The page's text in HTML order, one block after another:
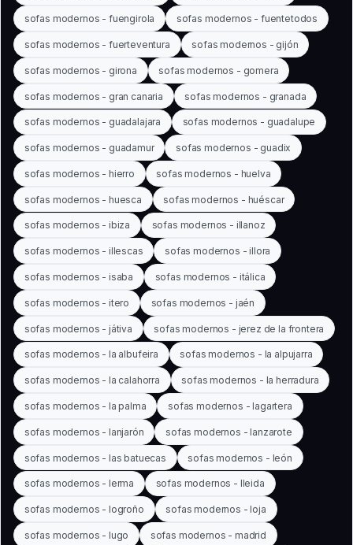
sofas modernos - fuengirola sofas modernos - fuentetodos
sofas modernos - fuerteventura sofas modernos - gijón
sofas modernos - girona sofas modernos - gomera
sofas modernos - gran canaria sofas modernos - granada
sofas modernos - guadalajara sofas modernos - guadalupe
sofas modernos - guadamur sofas modernos - guadix
sofas modernos - hierro sofas modernos - huelva
sofas modernos - huesca sofas modernos - huéscar
sofas modernos - ibiza sofas modernos - illanoz
sofas modernos - illescas sofas modernos - illora
sofas modernos - isaba sofas modernos - itálica
sofas modernos - itero sofas modernos - jaén
sofas modernos - játiva sofas modernos - jerez de la frontera
sofas modernos - la albufeira sofas modernos - la alpujarra
sofas modernos - la calahorra sofas modernos - la herradura
sofas modernos - la palma sofas modernos - lagartera
sofas modernos - lanjarón sofas modernos - lanzarote
sofas modernos - las batuecas sofas modernos - león
sofas modernos - lerma sofas modernos - lleida
sofas modernos - logroño sofas modernos - loja
sofas modernos - lugo sofas modernos - madrid